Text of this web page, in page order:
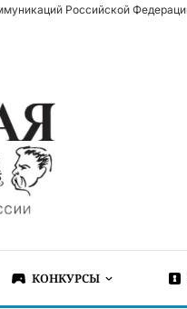
Российской
КОНКУРСЫ